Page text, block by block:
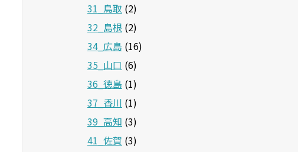
31_鳥取 (2)
32_島根 (2)
34_広島 (16)
35_山口 (6)
36_徳島 (1)
37_香川 (1)
39_高知 (3)
41_佐賀 (3)